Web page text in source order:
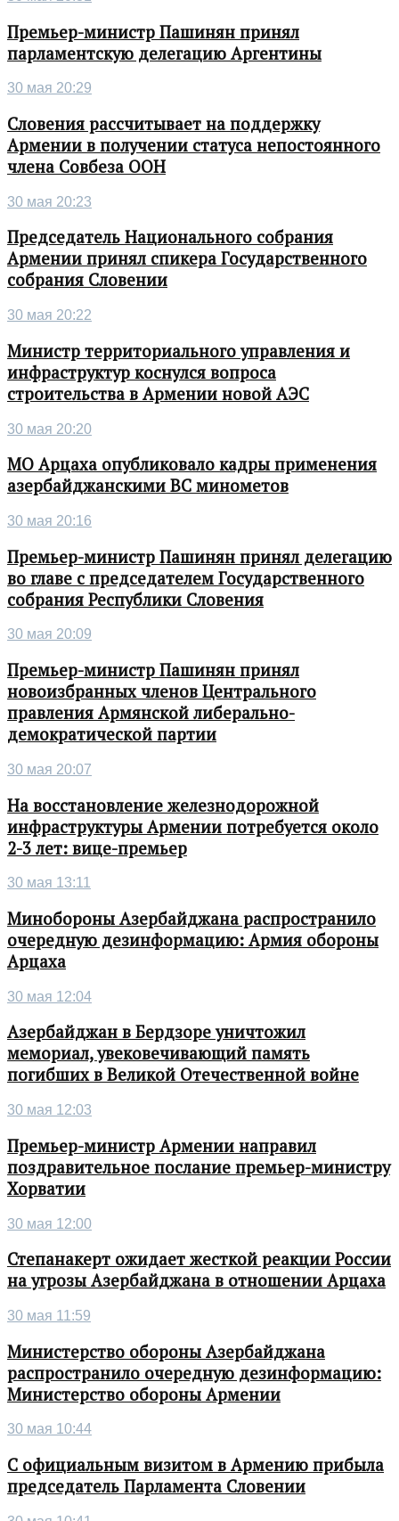
Премьер-министр Пашинян принял
парламентскую делегацию Аргентины
30 мая 20:29
Словения рассчитывает на поддержку
Армении в получении статуса непостоянного
члена Совбеза ООН
30 мая 20:23
Председатель Национального собрания
Армении принял спикера Государственного
собрания Словении
30 мая 20:22
Министр территориального управления и
инфраструктур коснулся вопроса
строительства в Армении новой АЭС
30 мая 20:20
МО Арцаха опубликовало кадры применения
азербайджанскими ВС минометов
30 мая 20:16
Премьер-министр Пашинян принял делегацию
во главе с председателем Государственного
собрания Республики Словения
30 мая 20:09
Премьер-министр Пашинян принял
новоизбранных членов Центрального
правления Армянской либерально-
демократической партии
30 мая 20:07
На восстановление железнодорожной
инфраструктуры Армении потребуется около
2-3 лет: вице-премьер
30 мая 13:11
Минобороны Азербайджана распространило
очередную дезинформацию: Армия обороны
Арцаха
30 мая 12:04
Азербайджан в Бердзоре уничтожил
мемориал, увековечивающий память
погибших в Великой Отечественной войне
30 мая 12:03
Премьер-министр Армении направил
поздравительное послание премьер-министру
Хорватии
30 мая 12:00
Степанакерт ожидает жесткой реакции России
на угрозы Азербайджана в отношении Арцаха
30 мая 11:59
Министерство обороны Азербайджана
распространило очередную дезинформацию:
Министерство обороны Армении
30 мая 10:44
С официальным визитом в Армению прибыла
председатель Парламента Словении